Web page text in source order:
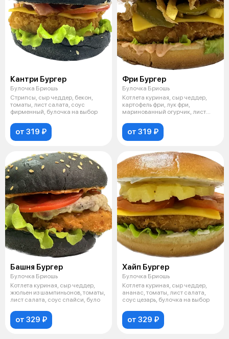
Кантри Бургер
Булочка Бриошь
Стрипсы, сыр чеддер, бекон,
томаты, лист салата, соус
фирменный, булочка на выбор
от 319 ₽
Фри Бургер
Булочка Бриошь
Котлета куриная, сыр чеддер,
картофель фри, лук фри,
маринованный огурчик, лист
от 319 ₽
Башня Бургер
Булочка Бриошь
Котлета куриная, сыр чеддер,
жюльен из шампиньонов, томаты,
лист салата, соус спайси, було
от 329 ₽
Хайп Бургер
Булочка Бриошь
Котлета куриная, сыр чеддер,
ананас, томаты, лист салата,
соус цезарь, булочка на выбор
от 329 ₽